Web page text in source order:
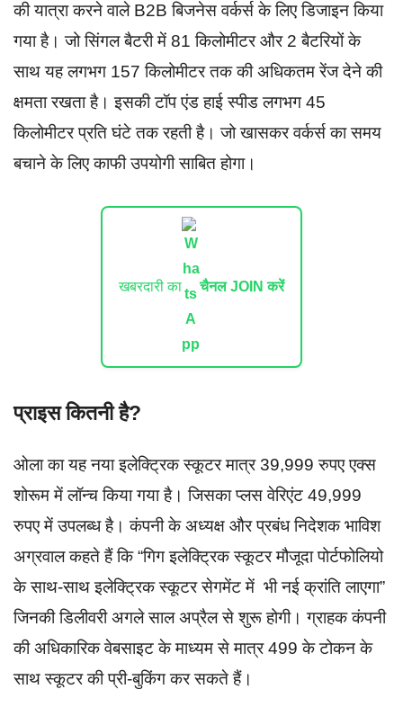
की यात्रा करने वाले B2B बिजनेस वर्कर्स के लिए डिजाइन किया
गया है। जो सिंगल बैटरी में 81 किलोमीटर और 2 बैटरियों के
साथ यह लगभग 157 किलोमीटर तक की अधिकतम रेंज देने की
क्षमता रखता है। इसकी टॉप एंड हाई स्पीड लगभग 45
किलोमीटर प्रति घंटे तक रहती है। जो खासकर वर्कर्स का समय
बचाने के लिए काफी उपयोगी साबित होगा।
खबरदारी का चैनल JOIN करें
प्राइस कितनी है?
ओला का यह नया इलेक्ट्रिक स्कूटर मात्र 39,999 रुपए एक्स
शोरूम में लॉन्च किया गया है। जिसका प्लस वेरिएंट 49,999
रुपए में उपलब्ध है। कंपनी के अध्यक्ष और प्रबंध निदेशक भाविश
अग्रवाल कहते हैं कि “गिग इलेक्ट्रिक स्कूटर मौजूदा पोर्टफोलियो
के साथ-साथ इलेक्ट्रिक स्कूटर सेगमेंट में भी नई क्रांति लाएगा”
जिनकी डिलीवरी अगले साल अप्रैल से शुरू होगी। ग्राहक कंपनी
की अधिकारिक वेबसाइट के माध्यम से मात्र 499 के टोकन के
साथ स्कूटर की प्री-बुकिंग कर सकते हैं।